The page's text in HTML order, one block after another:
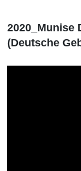
2020_Munise
(Deutsche